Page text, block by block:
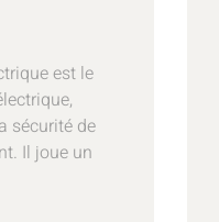
est le
sécurité de
Il joue un